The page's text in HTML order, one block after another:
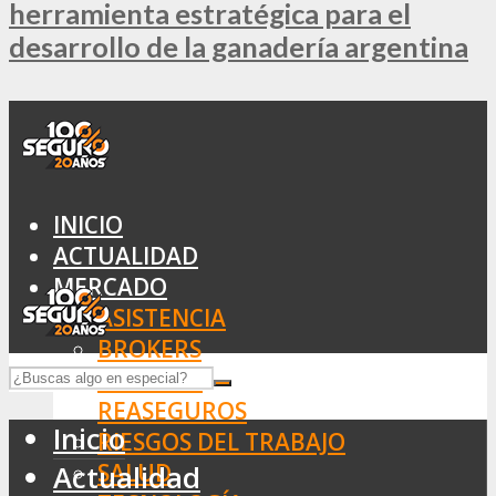
herramienta estratégica para el
desarrollo de la ganadería argentina
INICIO
ACTUALIDAD
MERCADO
ASISTENCIA
BROKERS
SEGUROS
REASEGUROS
RIESGOS DEL TRABAJO
SALUD
Inicio
Actualidad